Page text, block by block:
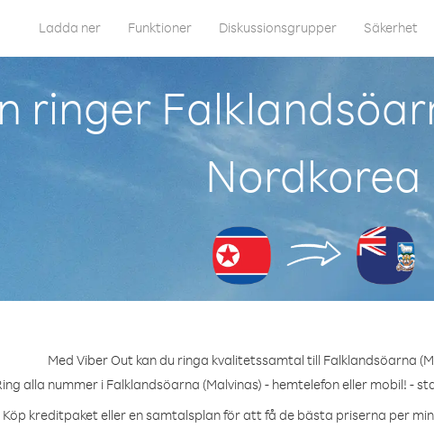
Ladda ner Funktioner Diskussionsgrupper Säkerhet
ringer
Nordkorea
Med Viber Out kan du ringa kvalitetssamtal till Falklandsöarna
alla nummer i Falklandsöarna (Malvinas) - hemtelefon eller mobil! -
Köp kreditpaket eller en samtalsplan för att få de bästa priserna per